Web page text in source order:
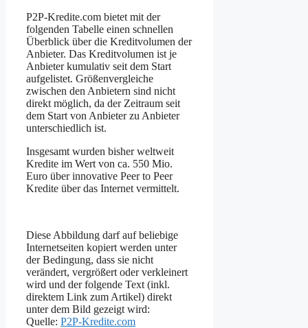
P2P-Kredite.com bietet mit der
folgenden Tabelle einen schnellen
Überblick über die Kreditvolumen der
Anbieter. Das Kreditvolumen ist je
Anbieter kumulativ seit dem Start
aufgelistet. Größenvergleiche
zwischen den Anbietern sind nicht
direkt möglich, da der Zeitraum seit
dem Start von Anbieter zu Anbieter
unterschiedlich ist.
Insgesamt wurden bisher weltweit
Kredite im Wert von ca. 550 Mio.
Euro über innovative Peer to Peer
Kredite über das Internet vermittelt.
Diese Abbildung darf auf beliebige
Internetseiten kopiert werden unter
der Bedingung, dass sie nicht
verändert, vergrößert oder verkleinert
wird und der folgende Text (inkl.
direktem Link zum Artikel) direkt
unter dem Bild gezeigt wird:
Quelle: P2P-Kredite.com